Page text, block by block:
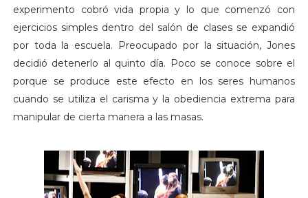
experimento cobró vida propia y lo que comenzó con
ejercicios simples dentro del salón de clases se expandió
por toda la escuela. Preocupado por la situación, Jones
decidió detenerlo al quinto día. Poco se conoce sobre el
porque se produce este efecto en los seres humanos
cuando se utiliza el carisma y la obediencia extrema para
manipular de cierta manera a las masas.